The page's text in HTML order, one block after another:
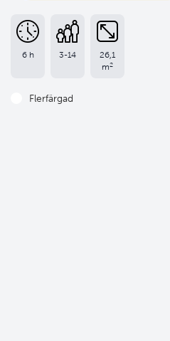
6 h 3-14
26,1
m2
Flerfärgad